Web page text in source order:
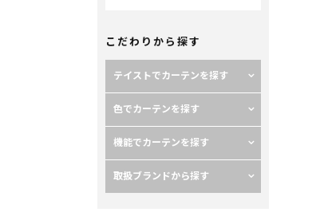
こだわりから探す
テイストでカーテンを探す
色でカーテンを探す
機能でカーテンを探す
取扱ブランドから探す